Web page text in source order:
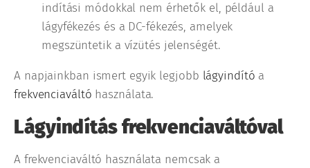
indítási módokkal nem érhetők el, például a
lágyfékezés és a DC-fékezés, amelyek
megszüntetik a vízütés jelenségét.
A napjainkban ismert egyik legjobb lágyindító a
frekvenciaváltó használata.
Lágyindítás frekvenciaváltóval
A frekvenciaváltó használata nemcsak a